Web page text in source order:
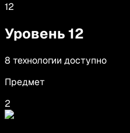
12
Уровень12
8 технологии доступно
Предмет
2